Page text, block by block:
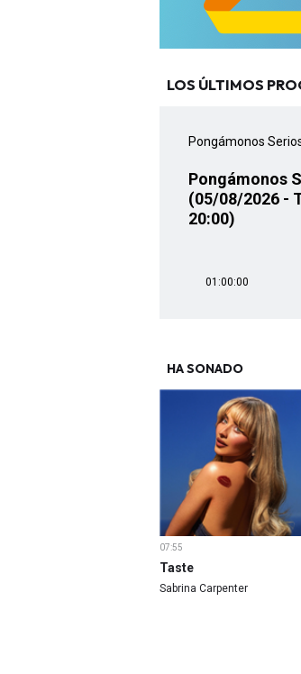
LOS ÚLTIMOS
Pongámonos
Pongámonos
(05/08/2026 -
20:00)
01:00:00
HA SONADO
07:55
Taste
Sabrina Carpenter